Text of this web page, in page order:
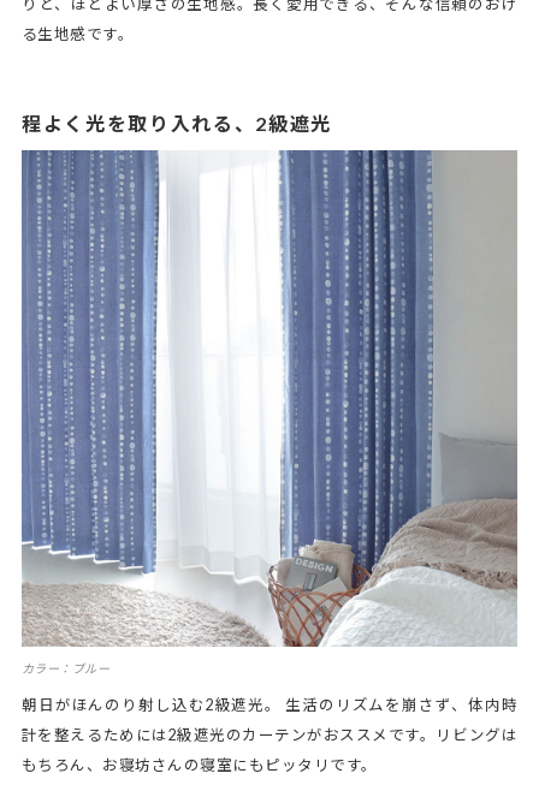
りと、ほどよい厚さの生地感。長く愛用できる、そんな信頼のおけ
る生地感です。
程よく光を取り入れる、2級遮光
カラー：ブルー
朝日がほんのり射し込む2級遮光。 生活のリズムを崩さず、体内時
計を整えるためには2級遮光のカーテンがおススメです。リビングは
もちろん、お寝坊さんの寝室にもピッタリです。